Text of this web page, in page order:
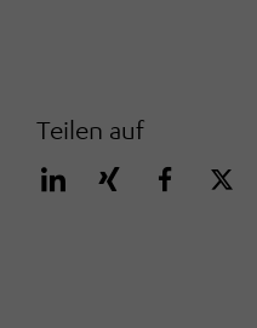
Teilen auf